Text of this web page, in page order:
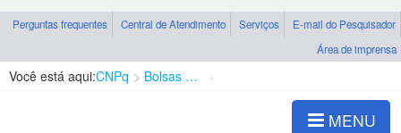
Perguntas frequentes Central de Atendimento Serviços
E-mail do Pesquisador
Área de imprensa
Você está aqui:CNPq Bolsas e Auxílios Vigentes
MENU